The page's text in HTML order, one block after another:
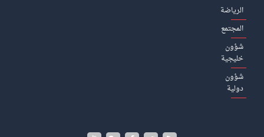
الرياضة
المجتمع
شؤون
خليجية
شؤون
دولية